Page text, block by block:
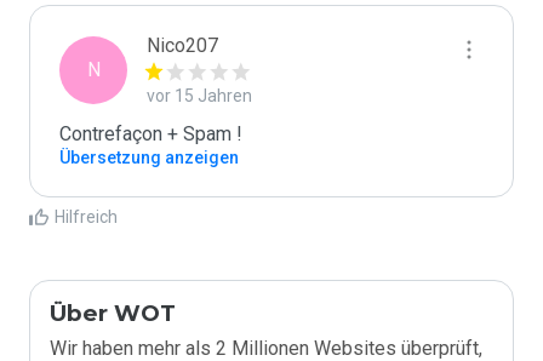
N
Nico207
vor 15 Jahren
Contrefaçon + Spam !
Übersetzung anzeigen
Hilfreich
Über WOT
Wir haben mehr als 2 Millionen Websites überprüft,